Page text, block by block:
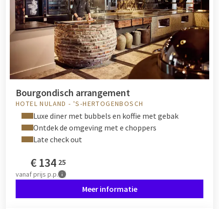
Bourgondisch arrangement
HOTEL NULAND - 'S-HERTOGENBOSCH
Luxe diner met bubbels en koffie met gebak
Ontdek de omgeving met e choppers
Late check out
€134 25
vanafprijs p.p.
Meer informatie